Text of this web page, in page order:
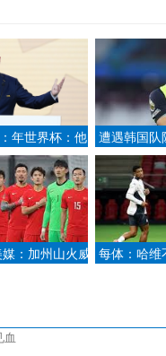
年世界杯：他
如何书写意大
遭遇韩国队
铜，网友
：加州山火威
每体：哈维